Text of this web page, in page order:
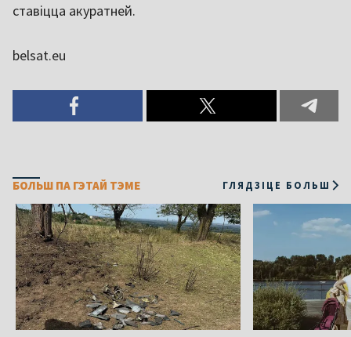
ставіцца акуратней.
belsat.eu
БОЛЬШ ПА ГЭТАЙ ТЭМЕ ГЛЯДЗІЦЕ БОЛЬШ